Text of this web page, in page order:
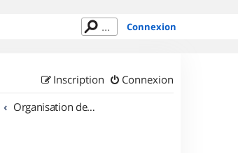
Connexion
Connexion
Inscription
Organisation de sorties en région Alsace